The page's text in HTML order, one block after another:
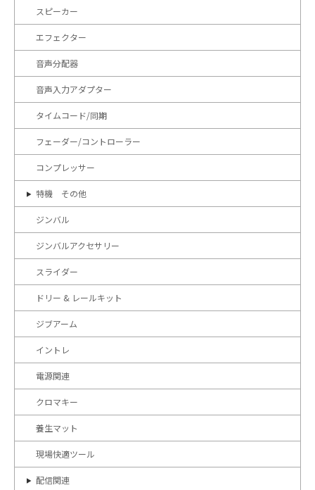
スピーカー
エフェクター
音声分配器
音声入力アダプター
タイムコード/同期
フェーダー/コントローラー
コンプレッサー
特機 その他
ジンバル
ジンバルアクセサリー
スライダー
ドリー & レールキット
ジブアーム
イントレ
電源関連
クロマキー
養生マット
現場快適ツール
配信関連